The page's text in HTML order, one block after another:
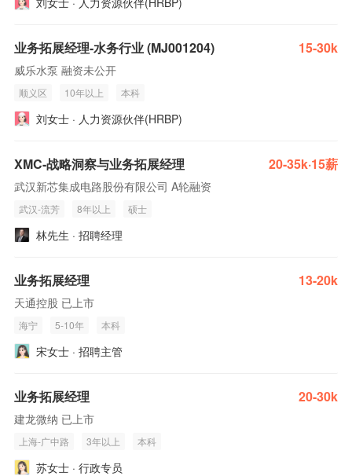
业务拓展经理-水务行业 (MJ001204) 15-30k
威乐水泵 融资未公开
顺义区 10年以上 本科
刘女士 · 人力资源伙伴(HRBP)
XMC-战略洞察与业务拓展经理 20-35k·15薪
武汉新芯集成电路股份有限公司 A轮融资
武汉-流芳 8年以上 硕士
林先生 · 招聘经理
业务拓展经理 13-20k
天通控股 已上市
海宁 5-10年 本科
宋女士 · 招聘主管
业务拓展经理 20-30k
建龙微纳 已上市
上海-广中路 3年以上 本科
苏女士 · 行政专员